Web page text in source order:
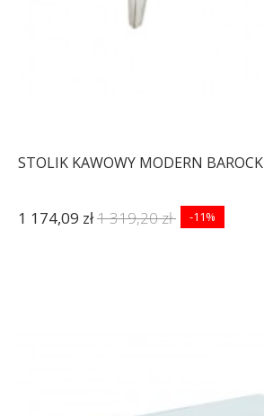
STOLIK KAWOWY MODERN BAROCK
1 174,09 zł1 319,20 zł -11%